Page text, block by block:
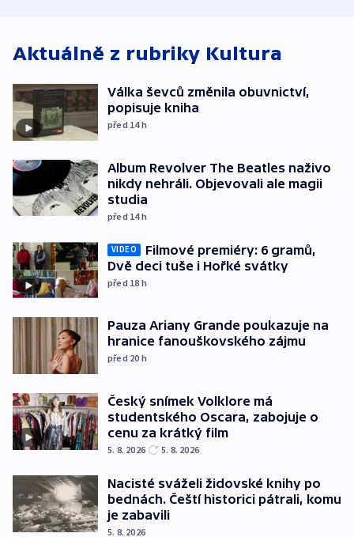
Aktuálně z rubriky Kultura
Válka ševců změnila obuvnictví,
popisuje kniha
před 14h
Album Revolver The Beatles naživo
nikdy nehráli. Objevovali ale magii
studia
před 14h
VIDEO
Filmové premiéry: 6 gramů,
Dvě deci tuše i Hořké svátky
před 18 h
Pauza Ariany Grande poukazuje na
hranice fanouškovského zájmu
před 20 h
Český snímek Volklore má
studentského Oscara, zabojuje o
cenu za krátký film
5. 8. 2026 5. 8. 2026
Nacisté sváželi židovské knihy po
bednách. Čeští historici pátrali, komu
je zabavili
5. 8. 2026